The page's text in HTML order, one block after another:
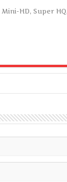
Mini-HD,Super HQ